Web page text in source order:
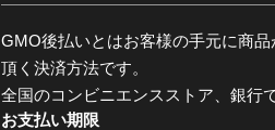
GMO後払いとはお客様の手元に商
頂く決済方法です。
全国のコンビニエンスストア、銀行
お支払い期限